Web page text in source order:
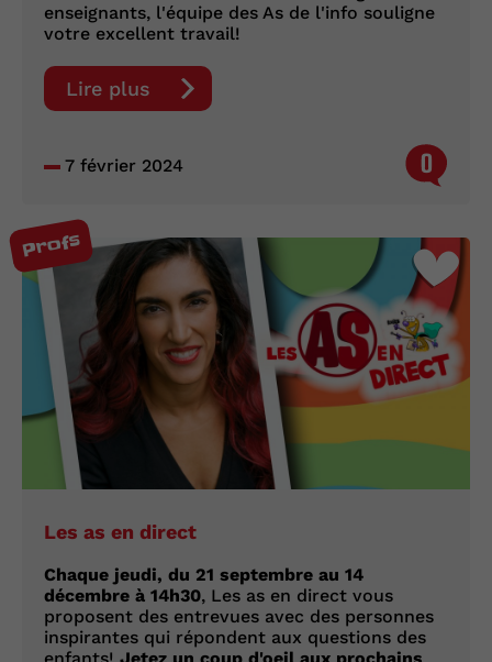
enseignants, l'équipe des As de l'info souligne
votre excellent travail!
Lire plus
7 février 2024 0
Profs
Les as en direct
Chaque jeudi, du 21 septembre au 14
décembre à 14h30, Les as en direct vous
proposent des entrevues avec des personnes
inspirantes qui répondent aux questions des